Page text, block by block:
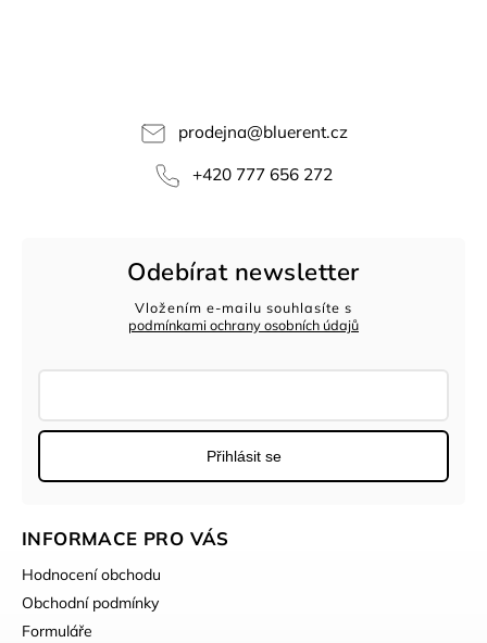
prodejna@bluerent.cz
+420 777 656 272
Odebírat newsletter
Vložením e-mailu souhlasíte s
podmínkami ochrany osobních údajů
Přihlásit se
INFORMACE PRO VÁS
Hodnocení obchodu
Obchodní podmínky
Formuláře